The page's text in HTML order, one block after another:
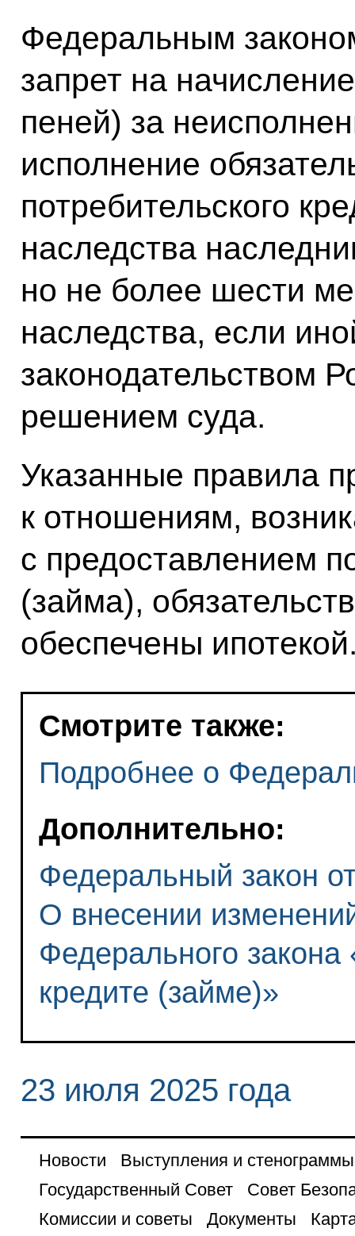
Федеральным
запрет на
пеней) за
исполнение
потребительского
наследства
но не более шести
наследства, если
законодательством
решением суда.
Указанные правила
к отношениям,
с предоставлением
(займа),
обеспечены
Смотрите также:
Подробнее о
Дополнительно:
Федеральный закон
О внесении
Федерального
кредите (займе)»
23 июля 2025 года
Новости
Выступления и стенограммы
Государственный Совет
Совет
Комиссии и советы
Документы